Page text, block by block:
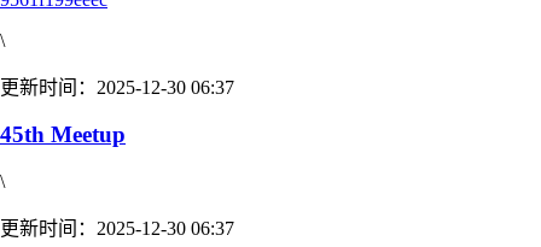
\
更新时间：2025-12-30 06:37
45th Meetup
\
更新时间：2025-12-30 06:37